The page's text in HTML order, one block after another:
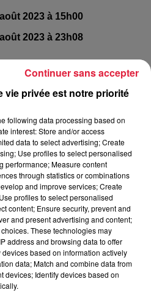
2023 à 15h00
2023 à 23h08
Illkirch-Graffenstaden
BALADES EN STAND UP
de Strasbourg !
pour une balade de 8km, entre
vie privée est notre priorité
following data processing based on
interest: Store and/or access
data to select advertising; Create
Use profiles to select personalised
performance; Measure content
through statistics or combinations
and improve services; Create
profiles to select personalised
content; Ensure security, prevent and
and present advertising and content;
These technologies may
address and browsing data to offer
based on information actively
data; Match and combine data from
devices; Identify devices based on
Continuer sans accepter